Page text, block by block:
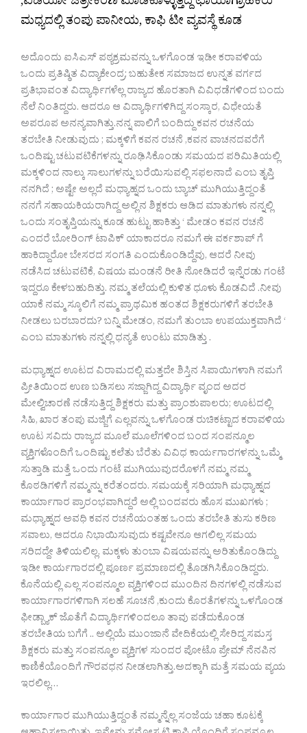
ಮಧ್ಯದಲ್ಲಿ ತಂಪು ಪಾನೀಯ, ಕಾಫಿ ಟೀ ವ್ಯವಸ್ಥೆ ಕೂಡ
ಅದೊಂದು ಐಸಿಎಸ್ ಪಠ್ಯಕ್ರಮವನ್ನು ಒಳಗೊಂಡ ಇಡೀ ಕರಾವಳಿಯ
ಒಂದು ಪ್ರತಿಷ್ಠಿತ ವಿದ್ಯಾಕೇಂದ್ರ; ಬಹುತೇಕ ಸಮಾಜದ ಉನ್ನತ ವರ್ಗದ
ಪ್ರತಿಭಾವಂತ ವಿದ್ಯಾರ್ಥಿಗಳೆಲ್ಲ ರಾಜ್ಯದ ಹೊರತಾಗಿ ವಿವಿಧಡೆಗಳಿಂದ ಬಂದು
ನೆಲೆ ನಿಂತಿದ್ದರು. ಆದರೂ ಆ ವಿದ್ಯಾರ್ಥಿಗಳಿಗಿದ್ದ ಸಂಸ್ಕಾರ, ವಿಧೇಯತೆ
ಅಪರೂಪ ಅನನ್ಯವಾಗಿತ್ತು.ನನ್ನ ಪಾಲಿಗೆ ಬಂದಿದ್ದು ಕವನ ರಚನೆಯ
ತರಬೇತಿ ನೀಡುವುದು ; ಮಕ್ಕಳಿಗೆ ಕವನ ರಚನೆ ,ಕವನ ವಾಚನದವರೆಗೆ
ಒಂದಿಷ್ಟು ಚಟುವಟಿಕೆಗಳನ್ನು ರೂಢಿಸಿಕೊಂಡು ಸಮಯದ ಪರಿಮಿತಿಯಲ್ಲಿ
ಮಕ್ಕಳಿಂದ ನಾಲ್ಕು ಸಾಲುಗಳನ್ನು ಬರೆಯಿಸುವಲ್ಲಿ ಸಫಲನಾದೆ ಎಂಬ ತೃಪ್ತಿ
ನನಗಿದೆ ; ಅಷ್ಟೇ ಅಲ್ಲದೆ ಮಧ್ಯಾಹ್ನದ ಒಂದು ಬ್ಯಾಚ್ ಮುಗಿಯುತ್ತಿದ್ದಂತೆ
ನನಗೆ ಸಹಾಯಕಿಯರಾಗಿದ್ದ ಅಲ್ಲಿನ ಶಿಕ್ಷಕರು ಆಡಿದ ಮಾತುಗಳು ನನ್ನಲ್ಲಿ
ಒಂದು ಸಂತೃಪ್ತಿಯನ್ನು ಕೂಡ ಹುಟ್ಟು ಹಾಕಿತ್ತು ‘ ಮೇಡಂ ಕವನ ರಚನೆ
ಎಂದರೆ ಬೋರಿಂಗ್ ಟಾಪಿಕ್ ಯಾಕಾದರೂ ನಮಗೆ ಈ ವರ್ಕಶಾಪ್ ಗೆ
ಹಾಕಿದ್ದಾರೋ ಬೇಸರದ ಸಂಗತಿ ಎಂದುಕೊಂಡಿದ್ದೆವು, ಆದರೆ ನೀವು
ನಡೆಸಿದ ಚಟುವಟಿಕೆ, ವಿಷಯ ಮಂಡನೆ ರೀತಿ ನೋಡಿದರೆ ಇನ್ನೆರಡು ಗಂಟೆ
ಇದ್ದರೂ ಕೇಳಬಹುದಿತ್ತು. ನಮ್ಮ ತಲೆಯಲ್ಲಿ ಕುಳಿತ ಧೂಳು ಕೊಡವಿದೆ .ನೀವು
ಯಾಕೆ ನಮ್ಮ ಸ್ಕೂಲಿಗೆ ನಮ್ಮ ಪ್ರಾಥಮಿಕ ಹಂತದ ಶಿಕ್ಷಕರುಗಳಿಗೆ ತರಬೇತಿ
ನೀಡಲು ಬರಬಾರದು? ಬನ್ನಿ ಮೇಡಂ, ನಮಗೆ ತುಂಬಾ ಉಪಯುಕ್ತವಾಗಿದೆ ‘
ಎಂಬ ಮಾತುಗಳು ನನ್ನಲ್ಲಿ ಧನ್ಯತೆ ಉಂಟು ಮಾಡಿತ್ತು .
ಮಧ್ಯಾಹ್ನದ ಊಟದ ವಿರಾಮದಲ್ಲಿ ಮತ್ತದೇ ಶಿಸ್ತಿನ ಸಿಪಾಯಿಗಳಾಗಿ ನಮಗೆ
ಪ್ರೀತಿಯಿಂದ ಉಣ ಬಡಿಸಲು ಸಜ್ಜಾಗಿದ್ದ ವಿದ್ಯಾರ್ಥಿ ವೃಂದ ಅದರ
ಮೇಲ್ವಿಚಾರಣೆ ನಡೆಸುತ್ತಿದ್ದ ಶಿಕ್ಷಕರು ಮತ್ತು ಪ್ರಾಂಶುಪಾಲರು; ಊಟದಲ್ಲಿ
ಸಿಹಿ, ಖಾರ ತಂಪು ಮಜ್ಜಿಗೆ ಎಲ್ಲವನ್ನು ಒಳಗೊಂಡ ರುಚಿಕಟ್ಟಾದ ಕರಾವಳಿಯ
ಊಟ ಸವಿದು ರಾಜ್ಯದ ಮೂಲೆ ಮೂಲೆಗಳಿಂದ ಬಂದ ಸಂಪನ್ಮೂಲ
ವ್ಯಕ್ತಿಗಳೊಂದಿಗೆ ಒಂದಿಷ್ಟು ಕಲೆತು ಬೆರೆತು ವಿವಿಧ ಕಾರ್ಯಗಾರಗಳನ್ನು ಒಮ್ಮೆ
ಸುತ್ತಾಡಿ ಮತ್ತೆ ಒಂದು ಗಂಟೆ ಮುಗಿಯುವುದರೊಳಗೆ ನಮ್ಮ ನಮ್ಮ
ಕೊಠಡಿಗಳಿಗೆ ನಮ್ಮನ್ನು ಕರೆತಂದರು. ಸಮಯಕ್ಕೆ ಸರಿಯಾಗಿ ಮಧ್ಯಾಹ್ನದ
ಕಾರ್ಯಾಗಾರ ಪ್ರಾರಂಭವಾಗಿದ್ದರೆ ಅಲ್ಲಿ ಬಂದವರು ಹೊಸ ಮುಖಗಳು ;
ಮಧ್ಯಾಹ್ನದ ಅವಧಿ ಕವನ ರಚನೆಯಂತಹ ಒಂದು ತರಬೇತಿ ತುಸು ಕಠಿಣ
ಸವಾಲು, ಆದರೂ ನಿಭಾಯಿಸುವುದು ಕಷ್ಟವೇನೂ ಆಗಲಿಲ್ಲ ಸಮಯ
ಸರಿದದ್ದೇ ತಿಳಿಯಲಿಲ್ಲ. ಮಕ್ಕಳು ತುಂಬಾ ವಿಷಯವನ್ನು ಅರಿತುಕೊಂಡಿದ್ದು
ಇಡೀ ಕಾರ್ಯಗಾರದಲ್ಲಿ ಪೂರ್ಣ ಪ್ರಮಾಣದಲ್ಲಿ ತೊಡಗಿಸಿಕೊಂಡಿದ್ದರು.
ಕೊನೆಯಲ್ಲಿ ಎಲ್ಲ ಸಂಪನ್ಮೂಲ ವ್ಯಕ್ತಿಗಳಿಂದ ಮುಂದಿನ ದಿನಗಳಲ್ಲಿ ನಡೆಸುವ
ಕಾರ್ಯಾಗಾರಗಳಿಗಾಗಿ ಸಲಹೆ ಸೂಚನೆ ,ಕುಂದು ಕೊರತೆಗಳನ್ನು ಒಳಗೊಂಡ
ಫೀಡ್ಬ್ಯಾಕ್ ಜೊತೆಗೆ ವಿದ್ಯಾರ್ಥಿಗಳಿಂದಲೂ ತಾವು ಪಡೆದುಕೊಂಡ
ತರಬೇತಿಯ ಬಗೆಗೆ .. ಅಲ್ಲಿಯೆ ಮುಂಜಾನೆ ವೇದಿಕೆಯಲ್ಲಿ ಸೇರಿದ್ದ ಸಮಸ್ತ
ಶಿಕ್ಷಕರು ಮತ್ತು ಸಂಪನ್ಮೂಲ ವ್ಯಕ್ತಿಗಳ ಸುಂದರ ಪೋಟೊ ಪ್ರೇಮ್ ನೆನಪಿನ
ಕಾಣಿಕೆಯೊಂದಿಗೆ ಗೌರವಧನ ನೀಡಲಾಗಿತ್ತು.ಅದಕ್ಕಾಗಿ ಮತ್ತೆ ಸಮಯ ವ್ಯಯ
ಇರಲಿಲ್ಲ…
ಕಾರ್ಯಾಗಾರ ಮುಗಿಯುತ್ತಿದ್ದಂತೆ ನಮ್ಮನ್ನೆಲ್ಲ ಸಂಜೆಯ ಚಹಾ ಕೂಟಕ್ಕೆ